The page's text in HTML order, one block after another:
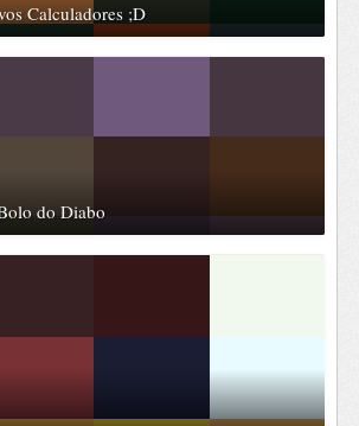
Calculadores ;D
do Diabo